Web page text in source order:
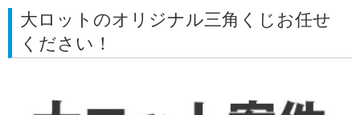
大ロットのオリジナル三角くじお任せ
ください！